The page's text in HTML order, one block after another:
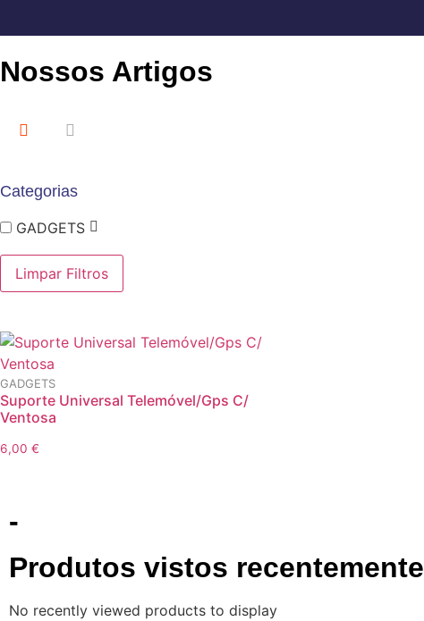
Nossos Artigos
Categorias
GADGETS
Limpar Filtros
GADGETS
Suporte Universal Telemóvel/Gps C/
Ventosa
6,00 €
-
Produtos vistos recentemente
No recently viewed products to display